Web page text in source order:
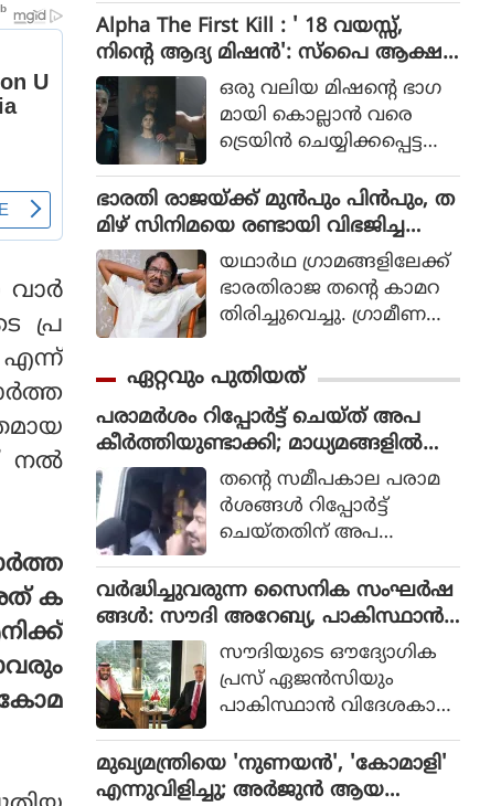
വാർ
പ്ര
നൽ
ക
Alpha The First Kill : ' 18 വയസ്സ്,
നിന്റെ ആദ്യ മിഷന്‍': സ്‌പൈ ആക്ഷ
ന്‍ ചിത്രത്തില്‍ നായികയായി ആലിയ,
ആല്‍ഫ ടീസര്‍ പുറത്ത്
ഒരു വലിയ മിഷന്റെ ഭാഗ
മായി കൊല്ലാന്‍ വരെ
ട്രെയിന്‍ ചെയ്യിക്കപ്പെട്ട
ലിയ സിനിമയിലെത്തുന്ന
ത്.
ഭാരതി രാജയ്ക്ക് മുൻപും പിൻപും, ത
മിഴ് സിനിമയെ രണ്ടായി വിഭജിച്ച
സംവിധായകൻ, ഭാരതി രാജ വിട പറ
യുമ്പോൾ
യഥാര്‍ഥ ഗ്രാമങ്ങളിലേക്ക്
ഭാരതിരാജ തന്റെ കാമറ
തിരിച്ചുവെച്ചു. ഗ്രാമീണ
യായ തലത്തില്‍ ആ
വിഷ്‌കരിച്ചുകൊണ്ടാണ്
ഭാരതിരാജ വിപ്ലവം
തീര്‍ത്തത്.
ഏറ്റവും പുതിയത്
പരാമര്‍ശം റിപ്പോര്‍ട്ട് ചെയ്ത് അപ
കീര്‍ത്തിയുണ്ടാക്കി; മാധ്യമങ്ങളില്‍
നിന്ന് 100 കോടി രൂപ നഷ്ടപരിഹാരം
ആവശ്യപ്പെട്ട് ഉദയനിധി സ്റ്റാലിന്‍
തന്റെ സമീപകാല പരാമ
ര്‍ശങ്ങള്‍ റിപ്പോര്‍ട്ട്
ചെയ്തതിന് അപ
ചുമത്തി. പൊതുമാപ്പ് പറ
യണമെന്നും, സംപ്രേഷണ
ങ്ങള്‍ നീക്കം ചെയ്യണ
മെന്നും 100 കോടി രൂപ ന
ഷ്ടപരിഹാരം നല്‍കണ
മെന്നും അദ്ദേഹം ആവശ്യ
പ്പെട്ടു.
വര്‍ദ്ധിച്ചുവരുന്ന സൈനിക സംഘര്‍ഷ
ങ്ങള്‍: സൗദി അറേബ്യ, പാകിസ്ഥാന്‍,
തുര്‍ക്കി എന്നീരാജ്യങ്ങള്‍ പ്രതിരോധ
കരാറില്‍ ഒപ്പുവച്ചു
സൗദിയുടെ ഔദ്യോഗിക
പ്രസ് ഏജന്‍സിയും
പാകിസ്ഥാന്‍ വിദേശകാര്യ
വെള്ളിയാഴ്ച പ്രസിദ്ധീക
രിച്ച സംയുക്ത പ്രസ്താവ
മുഖ്യമന്ത്രിയെ 'നുണയൻ', 'കോമാളി'
എന്നുവിളിച്ചു; അർജുൻ ആയ